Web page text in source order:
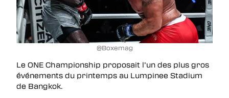
@Boxemag
Le ONE Championship proposait l’un des plus gros
événements du printemps au Lumpinee Stadium
de Bangkok.